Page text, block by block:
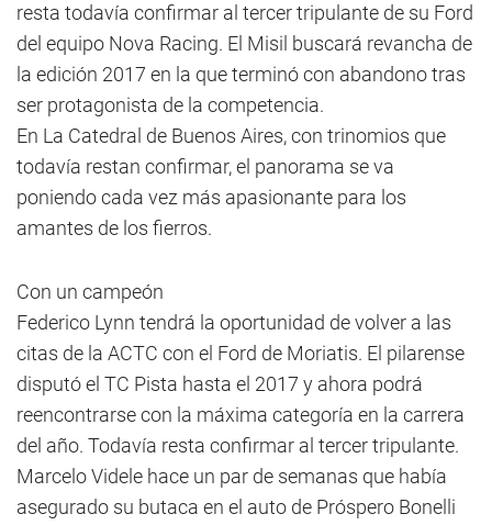
resta todavía confirmar al tercer tripulante de su Ford
del equipo Nova Racing. El Misil buscará revancha de
la edición 2017 en la que terminó con abandono tras
ser protagonista de la competencia.
En La Catedral de Buenos Aires, con trinomios que
todavía restan confirmar, el panorama se va
poniendo cada vez más apasionante para los
amantes de los fierros.
Con un campeón
Federico Lynn tendrá la oportunidad de volver a las
citas de la ACTC con el Ford de Moriatis. El pilarense
disputó el TC Pista hasta el 2017 y ahora podrá
reencontrarse con la máxima categoría en la carrera
del año. Todavía resta confirmar al tercer tripulante.
Marcelo Videle hace un par de semanas que había
asegurado su butaca en el auto de Próspero Bonelli